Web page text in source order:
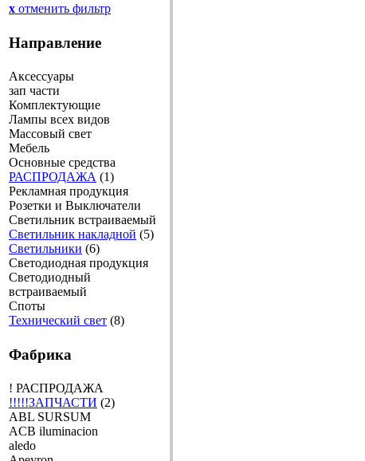
x отменить фильтр
Направление
Аксессуары
зап части
Комплектующие
Лампы всех видов
Массовый свет
Мебель
Основные средства
РАСПРОДАЖА (1)
Рекламная продукция
Розетки и Выключатели
Светильник встраиваемый
Светильник накладной (5)
Светильники (6)
Светодиодная продукция
Светодиодный
встраиваемый
Споты
Технический свет (8)
Фабрика
! РАСПРОДАЖА
!!!!!ЗАПЧАСТИ (2)
ABL SURSUM
ACB iluminacion
aledo